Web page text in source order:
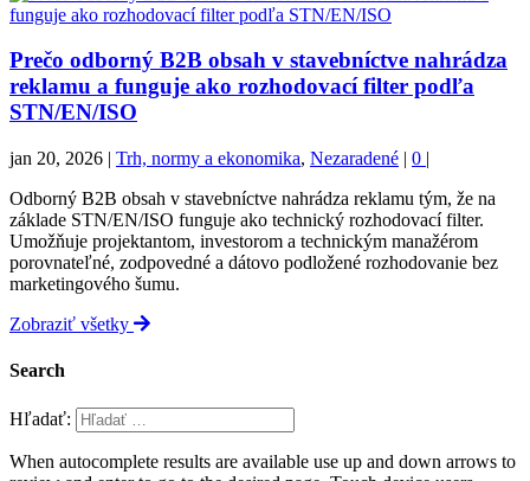
Prečo odborný B2B obsah v stavebníctve nahrádza
reklamu a funguje ako rozhodovací filter podľa
STN/EN/ISO
jan 20, 2026 | Trh, normy a ekonomika, Nezaradené | 0 |
Odborný B2B obsah v stavebníctve nahrádza reklamu tým, že na
základe STN/EN/ISO funguje ako technický rozhodovací filter.
Umožňuje projektantom, investorom a technickým manažérom
porovnateľné, zodpovedné a dátovo podložené rozhodovanie bez
marketingového šumu.
Zobraziť všetky
Search
Hľadať:
When autocomplete results are available use up and down arrows to